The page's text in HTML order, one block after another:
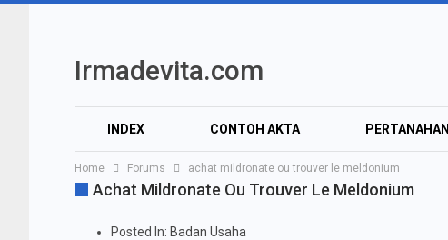
Irmadevita.com
INDEX CONTOH AKTA PERTANAHAN
AUDIO VIDEO
Home Forums achat mildronate ou trouver le meldonium
Achat Mildronate Ou Trouver Le Meldonium
Posted In: Badan Usaha